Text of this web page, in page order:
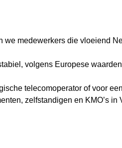
medewerkers die vloeiend
volgens Europese
telecomoperator of voor
zelfstandigen en KMO’s in